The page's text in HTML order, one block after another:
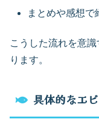
まとめや感想で
こうした流れを意
ります。
具体的なエ